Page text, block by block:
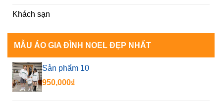
Khách sạn
MẪU ÁO GIA ĐÌNH NOEL ĐẸP NHẤT
Sản phẩm 10
950,000₫